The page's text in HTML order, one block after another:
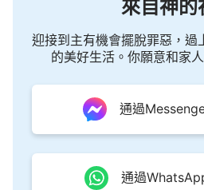
來自神的
迎接到主有機會擺脫罪惡，過
的美好生活。你願意和家
通過
通過